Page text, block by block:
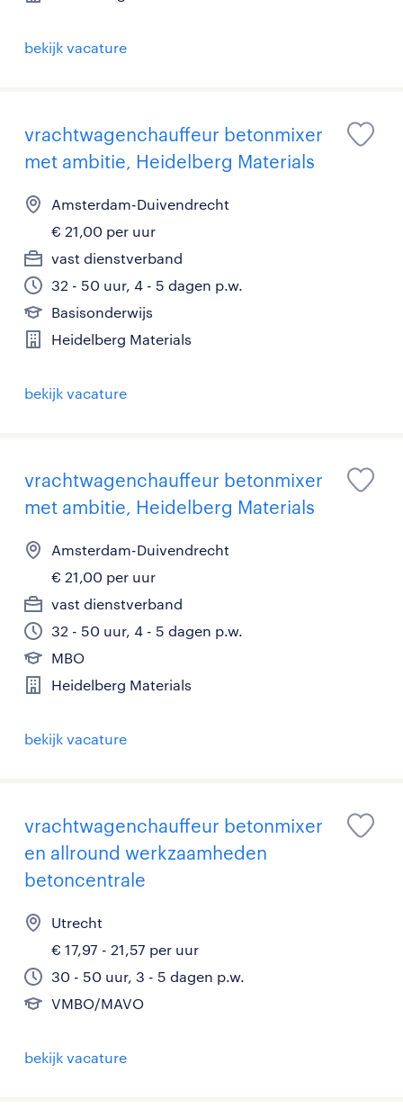
bekijk vacature
vrachtwagenchauffeur betonmixer
met ambitie, Heidelberg Materials
Amsterdam-Duivendrecht
€ 21,00 per uur
vast dienstverband
32 - 50 uur, 4 - 5 dagen p.w.
Basisonderwijs
Heidelberg Materials
bekijk vacature
vrachtwagenchauffeur betonmixer
met ambitie, Heidelberg Materials
Amsterdam-Duivendrecht
€ 21,00 per uur
vast dienstverband
32 - 50 uur, 4 - 5 dagen p.w.
MBO
Heidelberg Materials
bekijk vacature
vrachtwagenchauffeur betonmixer
en allround werkzaamheden
betoncentrale
Utrecht
€ 17,97 - 21,57 per uur
30 - 50 uur, 3 - 5 dagen p.w.
VMBO/MAVO
bekijk vacature